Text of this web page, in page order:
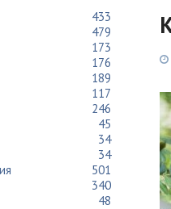
433
479
173
176
189
117
246
45
34
34
501
340
48